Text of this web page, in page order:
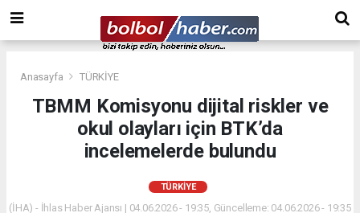
Anasayfa TÜRKİYE
TBMM Komisyonu dijital riskler ve
okul olayları için BTK’da
incelemelerde bulundu
TÜRKİYE
(İHA) - İhlas Haber Ajansı | 04.06.2026 - 19:35, Güncelleme: 04.06.2026 - 19:35